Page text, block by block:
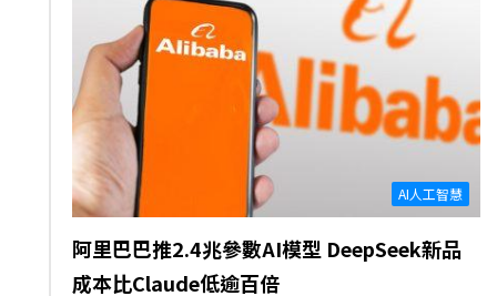
AI人工智慧
阿里巴巴推2.4兆參數AI模型 DeepSeek新品
成本比Claude低逾百倍